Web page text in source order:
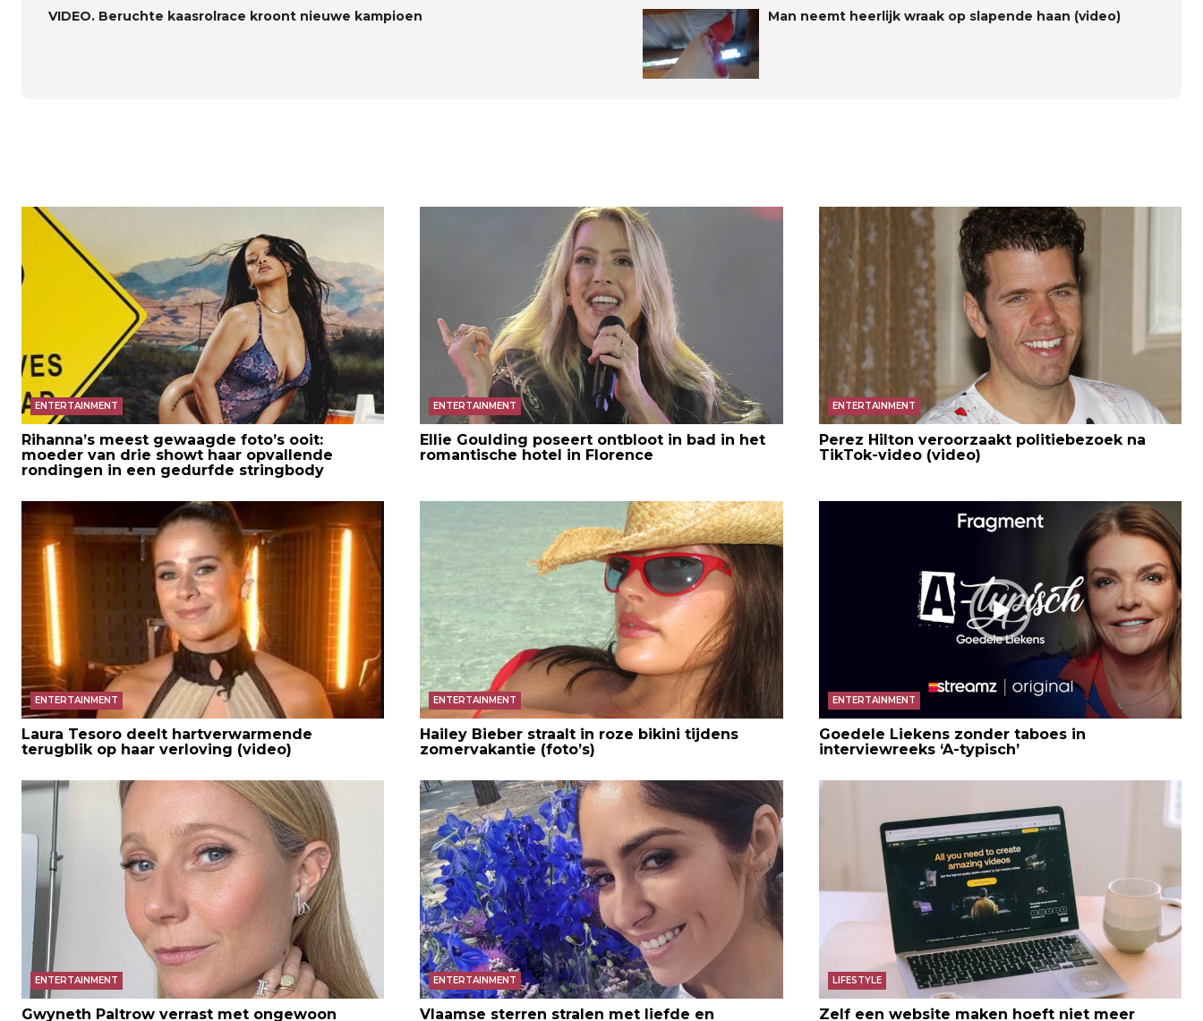
VIDEO. Beruchte kaasrolrace kroont nieuwe kampioen Man neemt heerlijk wraak op slapende haan (video)
ENTERTAINMENT
Rihanna’s meest gewaagde foto’s ooit:
moeder van drie showt haar opvallende
rondingen in een gedurfde stringbody
ENTERTAINMENT
Ellie Goulding poseert ontbloot in bad in het
romantische hotel in Florence
ENTERTAINMENT
Perez Hilton veroorzaakt politiebezoek na
TikTok-video (video)
ENTERTAINMENT
Laura Tesoro deelt hartverwarmende
terugblik op haar verloving (video)
ENTERTAINMENT
Hailey Bieber straalt in roze bikini tijdens
zomervakantie (foto’s)
ENTERTAINMENT
Goedele Liekens zonder taboes in
interviewreeks ‘A-typisch’
ENTERTAINMENT
Gwyneth Paltrow verrast met ongewoon
ENTERTAINMENT
Vlaamse sterren stralen met liefde en
LIFESTYLE
Zelf een website maken hoeft niet meer